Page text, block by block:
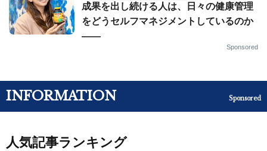
成果を出し続ける人は、日々の健康管理
をどうセルフマネジメントしているのか
——
Sponsored
INFORMATION Sponsored
人気記事ランキング